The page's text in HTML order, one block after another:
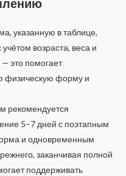
указанную в таблице,
возраста, веса и
это помогает
физическую форму и
рекомендуется
5–7 дней с поэтапным
и одновременным
заканчивая полной
поддерживать